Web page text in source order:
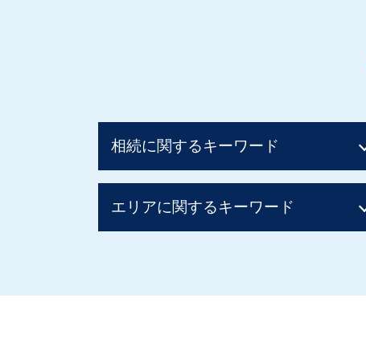
相続に関するキーワード
贈与税 非課税 110 万
配偶者居住権 相続税
エリアに関するキーワード